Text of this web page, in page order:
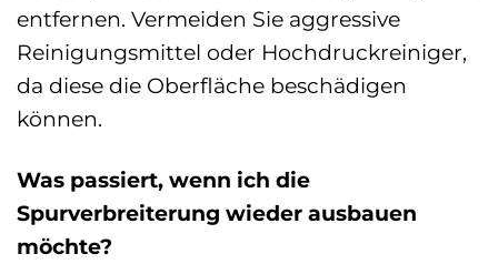
entfernen. Vermeiden Sie aggressive
Reinigungsmittel oder Hochdruckreiniger,
da diese die Oberfläche beschädigen
können.
Was passiert, wenn ich die
Spurverbreiterung wieder ausbauen
möchte?